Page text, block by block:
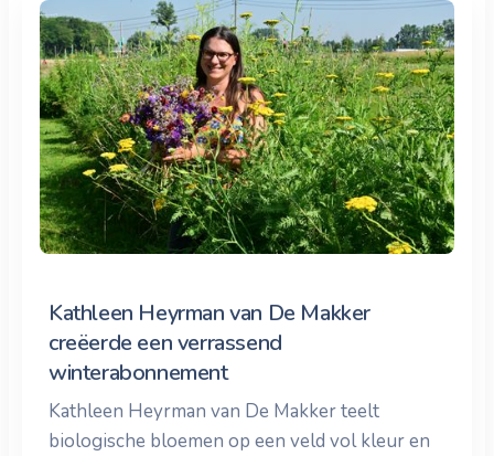
Kathleen Heyrman van De Makker
creëerde een verrassend
winterabonnement
Kathleen Heyrman van De Makker teelt
biologische bloemen op een veld vol kleur en